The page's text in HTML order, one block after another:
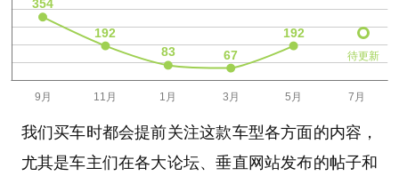
待更新
我们买车时都会提前关注这款车型各方面的内容，
尤其是车主们在各大论坛、垂直网站发布的帖子和